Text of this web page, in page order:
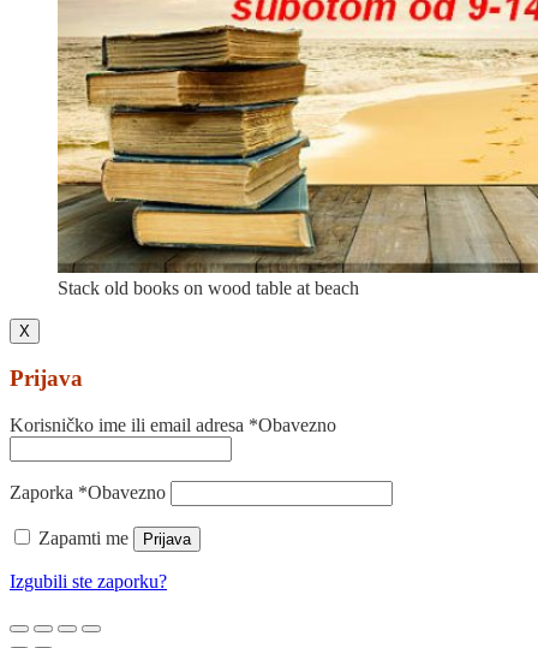
Stack old books on wood table at beach
X
Prijava
Korisničko ime ili email adresa *Obavezno
Zaporka *Obavezno
Zapamti me Prijava
Izgubili ste zaporku?